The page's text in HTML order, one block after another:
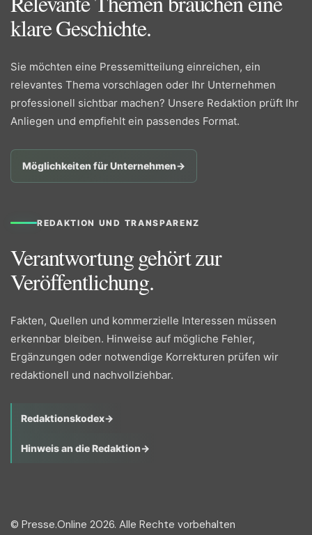
klare Geschichte.
Sie möchten eine Pressemitteilung einreichen, ein
relevantes Thema vorschlagen oder Ihr Unternehmen
professionell sichtbar machen? Unsere Redaktion prüft Ihr
Anliegen und empfiehlt ein passendes Format.
Möglichkeiten für Unternehmen→
REDAKTION UND TRANSPARENZ
Verantwortung gehört zur
Veröffentlichung.
Fakten, Quellen und kommerzielle Interessen müssen
erkennbar bleiben. Hinweise auf mögliche Fehler,
Ergänzungen oder notwendige Korrekturen prüfen wir
redaktionell und nachvollziehbar.
Redaktionskodex→
Hinweis an die Redaktion→
© Presse.Online 2026. Alle Rechte vorbehalten